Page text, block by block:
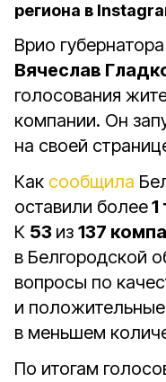
региона в
Врио
Вячеслав
голосования
компании. Он
на своей
Как сообщила
оставили более
К 53 из 137
в Белгородской
вопросы по
и
в меньшем
По итогам